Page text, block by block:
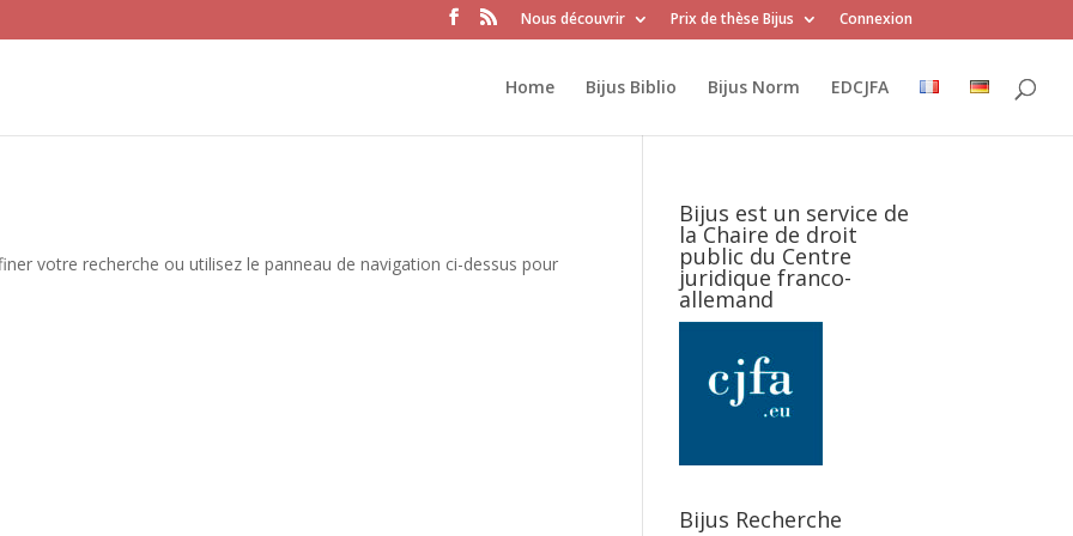
Nous découvrir Prix de thèse Bijus Connexion
Home Bijus Biblio Bijus Norm EDCJFA
votre recherche ou utilisez le panneau de navigation ci-dessus pour
Bijus est un service de
la Chaire de droit
public du Centre
juridique franco-
allemand
Bijus Recherche